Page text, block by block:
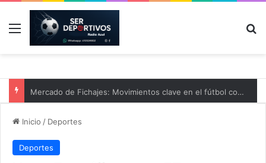
Menú
Inicio / Deportes
Deportes